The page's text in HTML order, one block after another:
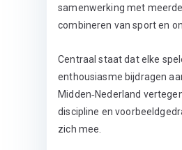
samenwerking met
combineren van sport en
Centraal staat dat elke
enthousiasme bijdragen
Midden‑Nederland
discipline en
zich mee.